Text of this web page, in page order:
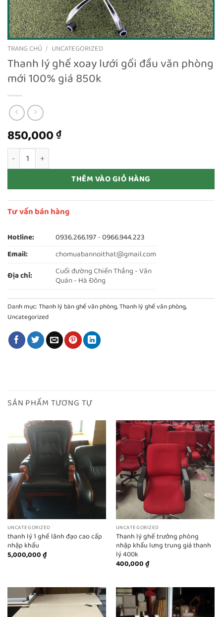
TRANG CHỦ / UNCATEGORIZED
Thanh lý ghế xoay lưới gối đầu văn phòng
mới 100% giá 850k
850,000₫
Thanh lý ghế xoay lưới gối đầu văn phòng mới 100% giá 850k
THÊM VÀO GIỎ HÀNG
Tư vấn bán hàng
Hotline: 0936.266.197-0966.944.223
Email:
chomuabannoithat@gmail.com
Địa chỉ:
Cuối đường Chiến Thắng - Văn
Quán - Hà Đông
Danh mục:Thanh lý bàn ghế văn phòng,Thanh lý ghế văn phòng,
Uncategorized
SẢN PHẨM TƯƠNG TỰ
UNCATEGORIZED
thanh lý 1 ghế lãnh đạo cao cấp
nhập khẩu
5,000,000₫
UNCATEGORIZED
Thanh lý ghế trưởng phòng
nhập khẩu lưng trung giá thanh
lý 400k
400,000₫